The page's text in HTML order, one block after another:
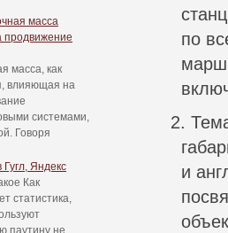
масса
продвижение
масса, как
влияющая на
системами,
Говоря
Гугл, Яндекс
Как
статистика,
паутину не
по
и